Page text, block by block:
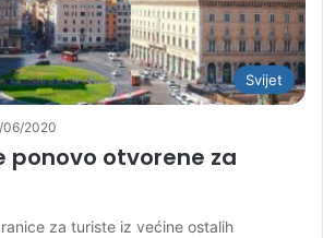
Svijet
2020
ponovo otvorene za
za turiste iz većine ostalih